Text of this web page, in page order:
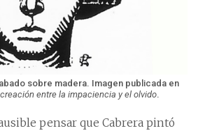
sobre madera. Imagen publicada en
entre la impaciencia y el olvido.
pensar que Cabrera pintó